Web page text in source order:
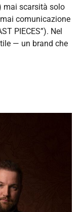
mai scarsità solo
comunicazione
PIECES”). Nel
— un brand che